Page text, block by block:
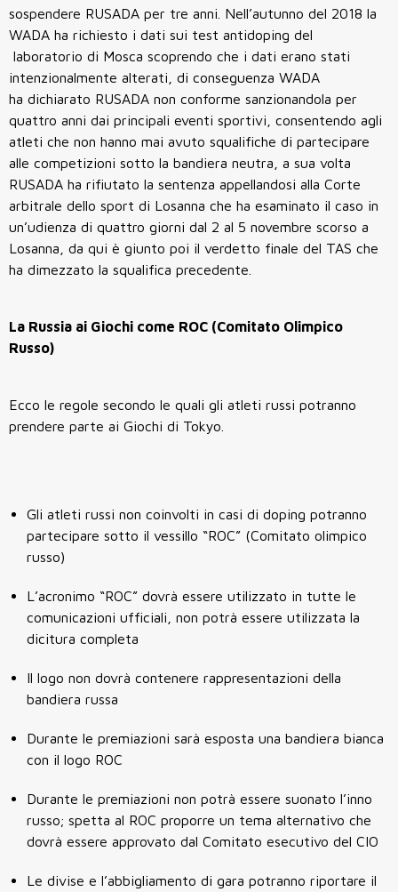
sospendere RUSADA per tre anni. Nell’autunno del 2018 la
WADA ha richiesto i dati sui test antidoping del
laboratorio di Mosca scoprendo che i dati erano stati
intenzionalmente alterati, di conseguenza WADA
ha dichiarato RUSADA non conforme sanzionandola per
quattro anni dai principali eventi sportivi, consentendo agli
atleti che non hanno mai avuto squalifiche di partecipare
alle competizioni sotto la bandiera neutra, a sua volta
RUSADA ha rifiutato la sentenza appellandosi alla Corte
arbitrale dello sport di Losanna che ha esaminato il caso in
un’udienza di quattro giorni dal 2 al 5 novembre scorso a
Losanna, da qui è giunto poi il verdetto finale del TAS che
ha dimezzato la squalifica precedente.
La Russia ai Giochi come ROC (Comitato Olimpico
Russo)
Ecco le regole secondo le quali gli atleti russi potranno
prendere parte ai Giochi di Tokyo.
Gli atleti russi non coinvolti in casi di doping potranno
partecipare sotto il vessillo “ROC” (Comitato olimpico
russo)
L’acronimo “ROC” dovrà essere utilizzato in tutte le
comunicazioni ufficiali, non potrà essere utilizzata la
dicitura completa
Il logo non dovrà contenere rappresentazioni della
bandiera russa
Durante le premiazioni sarà esposta una bandiera bianca
con il logo ROC
Durante le premiazioni non potrà essere suonato l’inno
russo; spetta al ROC proporre un tema alternativo che
dovrà essere approvato dal Comitato esecutivo del CIO
Le divise e l’abbigliamento di gara potranno riportare il